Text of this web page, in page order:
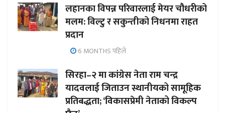
लहानका विपन्न परिवारलाई मेयर चौधरीको
मलम: विल्टु र सकुन्तीको निधनमा राहत
प्रदान
6 MONTHS पहिले
सिरहा–२ मा कांग्रेस नेता राम चन्द्र
यादवलाई जिताउन स्थानीयको सामूहिक
प्रतिबद्धता; ‘विकासप्रेमी नेताको विकल्प